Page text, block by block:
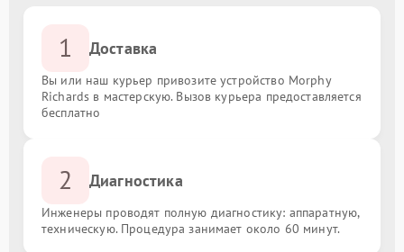
1 Доставка
Вы или наш курьер привозите устройство Morphy
Richards в мастерскую. Вызов курьера предоставляется
бесплатно
2 Диагностика
Инженеры проводят полную диагностику: аппаратную,
техническую. Процедура занимает около 60 минут.